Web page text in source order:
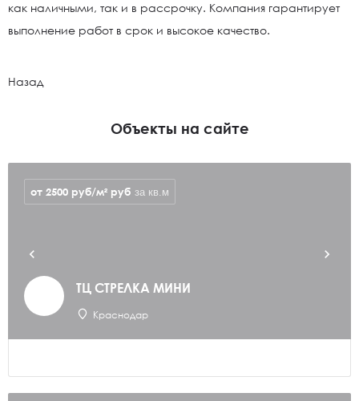
как наличными, так и в рассрочку. Компания гарантирует
выполнение работ в срок и высокое качество.
Назад
Объекты на сайте
ТЦ СТРЕЛКА МИНИ
Краснодар
от 2500 руб/м² руб за кв.м